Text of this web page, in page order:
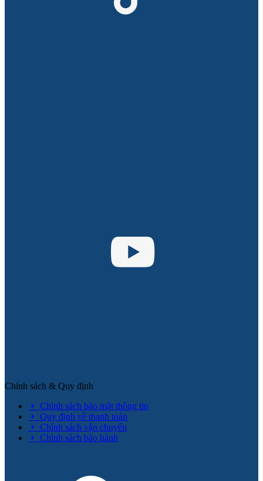
Chính sách & Quy định
Chính sách bảo mật thông tin
Quy định về thanh toán
Chính sách vận chuyển
Chính sách bảo hành